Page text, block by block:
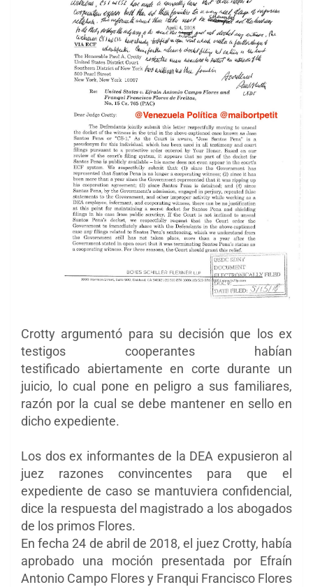
Crotty argumentó para su decisión que los ex
testigos cooperantes habían
testificado abiertamente en corte durante un
juicio, lo cual pone en peligro a sus familiares,
razón por la cual se debe mantener en sello en
dicho expediente.
Los dos ex informantes de la DEA expusieron al
juez razones convincentes para que el
expediente de caso se mantuviera confidencial,
dice la respuesta del magistrado a los abogados
de los primos Flores.
En fecha 24 de abril de 2018, el juez Crotty, había
aprobado una moción presentada por Efraín
Antonio Campo Flores y Franqui Francisco Flores